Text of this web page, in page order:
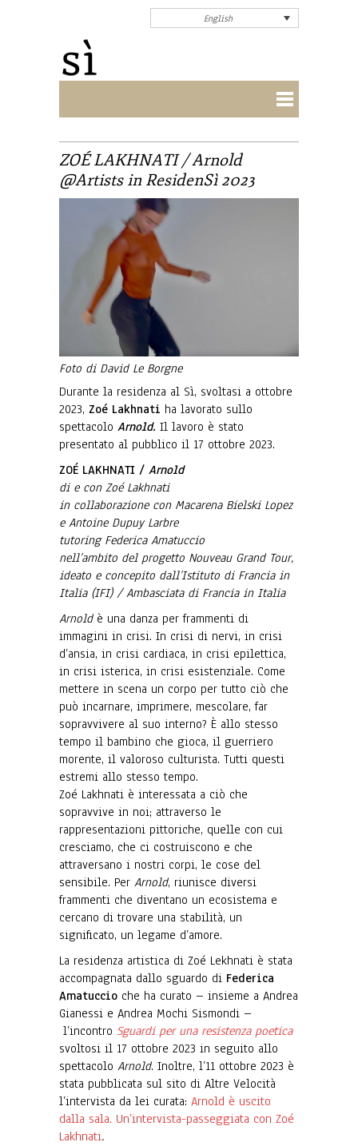
English
ZOÉ LAKHNATI / Arnold
@Artists in ResidenSì 2023
Foto di David Le Borgne
Durante la residenza al Sì, svoltasi a ottobre
2023, Zoé Lakhnati ha lavorato sullo
spettacolo Arnold. Il lavoro è stato
presentato al pubblico il 17 ottobre 2023.
ZOÉ LAKHNATI / Arnold
di e con Zoé Lakhnati
in collaborazione con Macarena Bielski Lopez
e Antoine Dupuy Larbre
tutoring Federica Amatuccio
nell’ambito del progetto Nouveau Grand Tour,
ideato e concepito dall’Istituto di Francia in
Italia (IFI) / Ambasciata di Francia in Italia
Arnoldè una danza per frammenti di
immagini in crisi. In crisi di nervi, in crisi
d’ansia, in crisi cardiaca, in crisi epilettica,
in crisi isterica, in crisi esistenziale. Come
mettere in scena un corpo per tutto ciò che
può incarnare, imprimere, mescolare, far
sopravvivere al suo interno? È allo stesso
tempo il bambino che gioca, il guerriero
morente, il valoroso culturista. Tutti questi
estremi allo stesso tempo.
Zoé Lakhnati è interessata a ciò che
sopravvive in noi; attraverso le
rappresentazioni pittoriche, quelle con cui
cresciamo, che ci costruiscono e che
attraversano i nostri corpi, le cose del
sensibile. Per Arnold, riunisce diversi
frammenti che diventano un ecosistema e
cercano di trovare una stabilità, un
significato, un legame d’amore.
La residenza artistica di Zoé Lekhnati è stata
accompagnata dallo sguardo di Federica
Amatuccio che ha curato – insieme a Andrea
Gianessi e Andrea Mochi Sismondi –
l’incontro Sguardi per una resistenza poetica
svoltosi il 17 ottobre 2023 in seguito allo
spettacolo Arnold. Inoltre, l’11 ottobre 2023 è
stata pubblicata sul sito di Altre Velocità
l’intervista da lei curata: Arnold è uscito
dalla sala. Un’intervista-passeggiata con Zoé
Lakhnati.